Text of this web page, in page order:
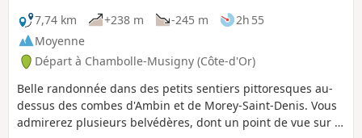
7,74 km
+238 m -245 m
2h 55
Moyenne
Départ à Chambolle-Musigny (Côte-d'Or)
Belle randonnée dans des petits sentiers pittoresques au-
dessus des combes d'Ambin et de Morey-Saint-Denis. Vous
admirerez plusieurs belvédères, dont un point de vue sur le